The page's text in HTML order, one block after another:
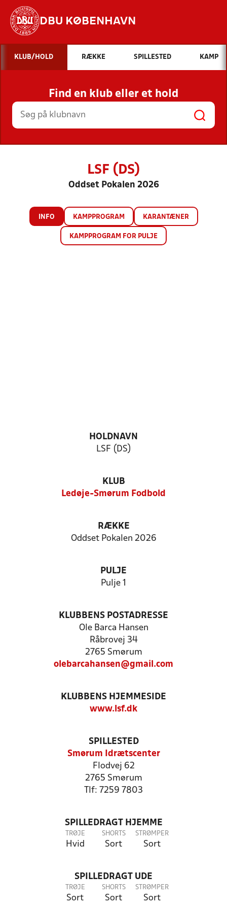
DBU KØBENHAVN
Hvad vil du søge efter?
INDHOLD OG NYHEDER
STILLINGER, RESULTATER, KLUBBER OG
HOLD
KLUB/HOLD RÆKKE SPILLESTED KAMP
Find en klub eller et hold
LSF (DS)
Oddset Pokalen 2026
INFO KAMPPROGRAM KARANTÆNER
KAMPPROGRAM FOR PULJE
HOLDNAVN
LSF (DS)
KLUB
Ledøje-Smørum Fodbold
RÆKKE
Oddset Pokalen 2026
PULJE
Pulje 1
KLUBBENS POSTADRESSE
Ole Barca Hansen
Råbrovej 34
2765 Smørum
olebarcahansen@gmail.com
KLUBBENS HJEMMESIDE
www.lsf.dk
SPILLESTED
Smørum Idrætscenter
Flodvej 62
2765 Smørum
Tlf: 7259 7803
SPILLEDRAGT HJEMME
TRØJE
Hvid
SHORTS
Sort
STRØMPER
Sort
SPILLEDRAGT UDE
TRØJE
Sort
SHORTS
Sort
STRØMPER
Sort